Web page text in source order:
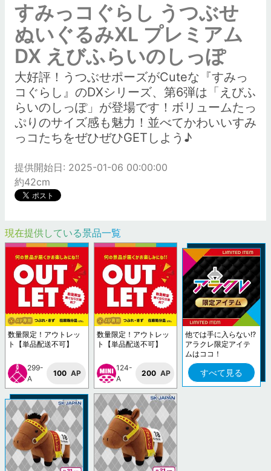
すみっコぐらし うつぶせ
ぬいぐるみXL プレミアム
DX えびふらいのしっぽ
大好評！うつぶせポーズがCuteな『すみっ
コぐらし』のDXシリーズ、第6弾は「えびふ
らいのしっぽ」が登場です！ボリュームたっ
ぷりのサイズ感も魅力！並べてかわいいすみ
っコたちをぜひぜひGETしよう♪
提供開始日: 2025-01-06 00:00:00
約42cm
現在提供している景品一覧
数量限定！アウトレッ
ト【単品配送不可】
299-
A
100 AP
数量限定！アウトレッ
ト【単品配送不可】
124-
A
200 AP
他では手に入らない!?
アラクレ限定アイテ
ムはココ！
すべて見る